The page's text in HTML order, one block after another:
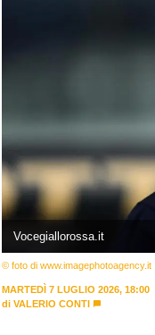
Vocegiallorossa.it
© foto di www.imagephotoagency.it
MARTEDÌ 7 LUGLIO 2026, 18:00
di VALERIO CONTI